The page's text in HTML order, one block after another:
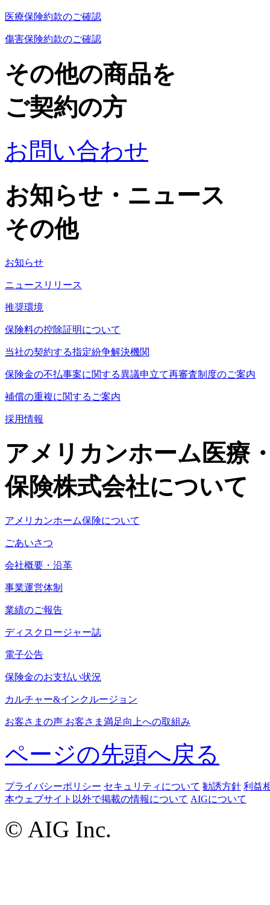
医療保険約款のご確認
傷害保険約款のご確認
その他の商品を
ご契約の方
お問い合わせ
お知らせ・ニュース
その他
お知らせ
ニュースリリース
推奨環境
保険料の控除証明について
当社の契約する指定紛争解決機関
保険金の不払事案に関する異議申立て再審査制度のご案内
補償の重複に関するご案内
採用情報
アメリカンホーム医療
保険株式会社について
アメリカンホーム保険について
ごあいさつ
会社概要・沿革
事業運営体制
業績のご報告
ディスクロージャー誌
電子公告
保険金のお支払い状況
カルチャー&インクルージョン
お客さまの声 お客さま満足向上への取組み
ページの先頭へ戻る
プライバシーポリシー セキュリティについて 勧誘方針 利益
本ウェブサイト以外で掲載の情報について AIGについて
© AIG Inc.